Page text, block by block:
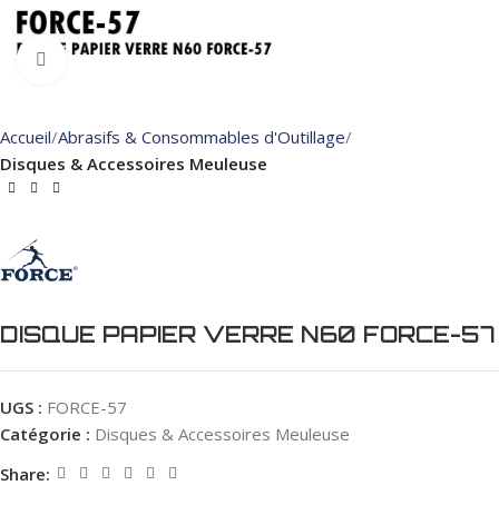
Click to enlarge
Accueil Abrasifs & Consommables d'Outillage
Disques & Accessoires Meuleuse
DISQUE PAPIER VERRE N60 FORCE-57
UGS : FORCE-57
Catégorie : Disques & Accessoires Meuleuse
Share: